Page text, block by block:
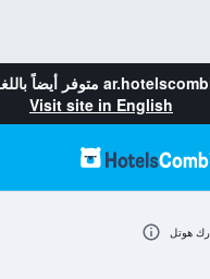
متوفر أيضاً
Visit site in English
هوتل